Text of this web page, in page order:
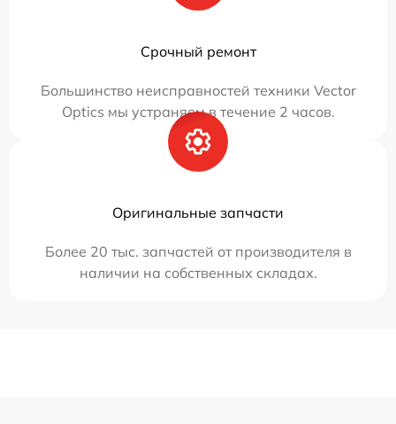
Срочный ремонт
Большинство неисправностей техники Vector
Optics мы устраняем в течение 2 часов.
Оригинальные запчасти
Более 20 тыс. запчастей от производителя в
наличии на собственных складах.